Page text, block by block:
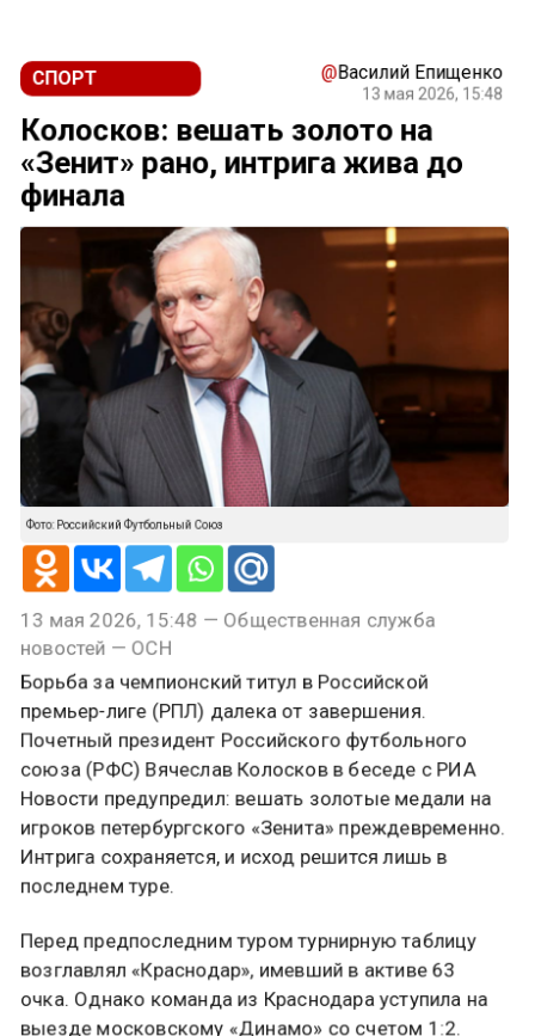
СПОРТ Василий Епищенко
Колосков: вешать золото на
«Зенит» рано, интрига жива до
финала
Фото: Российский Футбольный Союз
13 мая 2026, 15:48 — Общественная служба
новостей — ОСН
Борьба за чемпионский титул в Российской
премьер-лиге (РПЛ) далека от завершения.
Почетный президент Российского футбольного
союза (РФС) Вячеслав Колосков в беседе с РИА
Новости предупредил: вешать золотые медали на
игроков петербургского «Зенита» преждевременно.
Интрига сохраняется, и исход решится лишь в
последнем туре.
Перед предпоследним туром турнирную таблицу
возглавлял «Краснодар», имевший в активе 63